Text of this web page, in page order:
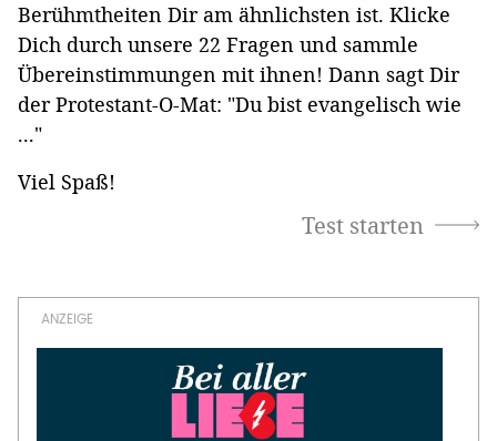
Berühmtheiten Dir am ähnlichsten ist. Klicke
Dich durch unsere 22 Fragen und sammle
Übereinstimmungen mit ihnen! Dann sagt Dir
der Protestant-O-Mat: "Du bist evangelisch wie
..."
Viel Spaß!